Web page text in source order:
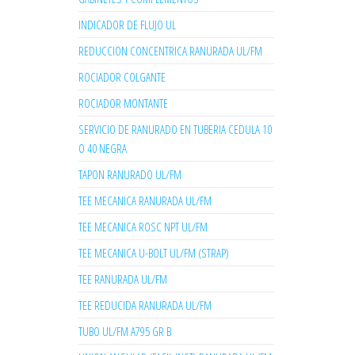
INDICADOR DE FLUJO UL
REDUCCION CONCENTRICA RANURADA UL/FM
ROCIADOR COLGANTE
ROCIADOR MONTANTE
SERVICIO DE RANURADO EN TUBERIA CEDULA 10
O 40 NEGRA
TAPON RANURADO UL/FM
TEE MECANICA RANURADA UL/FM
TEE MECANICA ROSC NPT UL/FM
TEE MECANICA U-BOLT UL/FM (STRAP)
TEE RANURADA UL/FM
TEE REDUCIDA RANURADA UL/FM
TUBO UL/FM A795 GR B